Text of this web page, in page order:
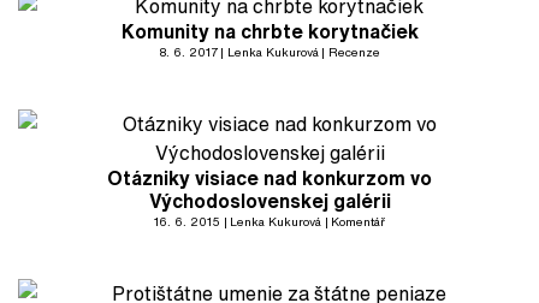
Komunity na chrbte korytnačiek
8. 6. 2017 Lenka Kukurová Recenze
Otázniky visiace nad konkurzom vo
Východoslovenskej galérii
16. 6. 2015 Lenka Kukurová Komentář